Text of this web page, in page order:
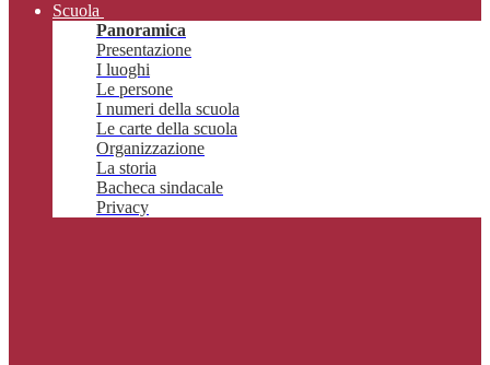
Scuola
Panoramica
Presentazione
I luoghi
Le persone
I numeri della scuola
Le carte della scuola
Organizzazione
La storia
Bacheca sindacale
Privacy